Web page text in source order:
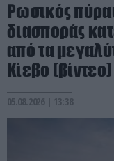
Ρωσικός
διασποράς
από τα
Κίεβο (βίντεο)
05.08.2026 | 13:38